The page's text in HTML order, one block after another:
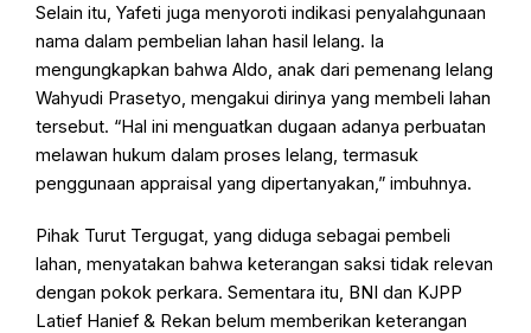
Selain itu, Yafeti juga menyoroti indikasi penyalahgunaan
nama dalam pembelian lahan hasil lelang. Ia
mengungkapkan bahwa Aldo, anak dari pemenang lelang
Wahyudi Prasetyo, mengakui dirinya yang membeli lahan
tersebut. “Hal ini menguatkan dugaan adanya perbuatan
melawan hukum dalam proses lelang, termasuk
penggunaan appraisal yang dipertanyakan,” imbuhnya.
Pihak Turut Tergugat, yang diduga sebagai pembeli
lahan, menyatakan bahwa keterangan saksi tidak relevan
dengan pokok perkara. Sementara itu, BNI dan KJPP
Latief Hanief & Rekan belum memberikan keterangan